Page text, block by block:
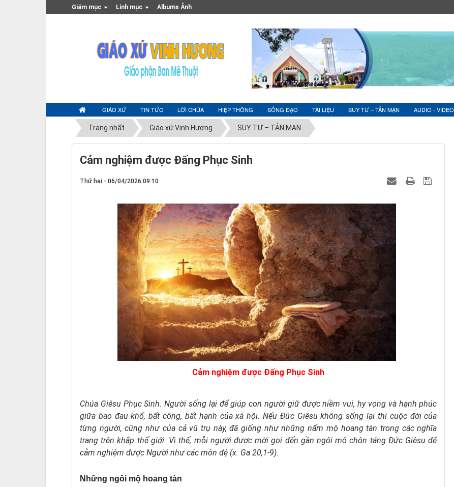
Giám mục Linh mục Albums Ảnh
GIÁO XỨ TIN TỨC LỜI CHÚA HIỆP THÔNG SỐNG ĐẠO TÀI LIỆU SUY TƯ – TẢN MẠN AUDIO - VIDEO
Trang nhất Giáo xứ Vinh Hương SUY TƯ – TẢN MẠN
Cảm nghiệm được Đấng Phục Sinh
Thứ hai - 06/04/2026 09:10
Cảm nghiệm được Đấng Phục Sinh
Chúa Giêsu Phục Sinh. Người sống lại để giúp con người giữ được niềm vui, hy vọng và hạnh phúc
giữa bao đau khổ, bất công, bất hạnh của xã hội. Nếu Đức Giêsu không sống lại thì cuộc đời của
từng người, cũng như của cả vũ trụ này, đã giống như những nấm mộ hoang tàn trong các nghĩa
trang trên khắp thế giới. Vì thế, mỗi người được mời gọi đến gần ngôi mộ chôn táng Đức Giêsu để
cảm nghiệm được Người như các môn đệ (x. Ga 20,1-9).
Những ngôi mộ hoang tàn